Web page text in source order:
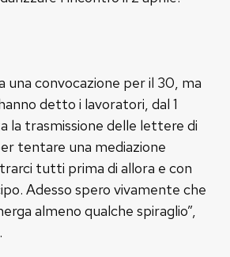
una convocazione per il 30, ma
detto i lavoratori, dal 1
la trasmissione delle lettere di
tentare una mediazione
tutti prima di allora e con
Adesso spero vivamente che
almeno qualche spiraglio”,